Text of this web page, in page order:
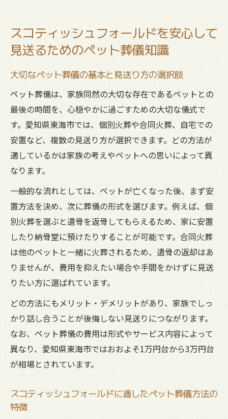
ト
知多半島周辺で選ばれるペット葬儀の傾向
家族で納得できるペット葬儀の進め方
底解説
ペット葬儀の一般的な流れをやさしく解説
東海市で選べるペット葬儀と供養方法の種
類
供養方法ごとのメリットと注意点
東海ペット葬儀社利用時のポイントと流れ
遺骨を自宅に安置する際の疑問とペット葬儀で
の注意点
ペット葬儀後の遺骨安置は何日まで可能か
遺骨を家に置く際に知るべき良くない理由
気持ちを整理するペット葬儀の供養選択肢
遺骨安置の期間と適切な切り替えタイミン
グ
手元供養と納骨の違いをペット葬儀で考え
る
ペットが亡くなった時にすぐできる東海市での
ペット葬儀前に行う初動対応の流れと注意
スコティッシュフォールドを安心して
見送るためのペット葬儀知識
大切なペット葬儀の基本と見送り方の選択肢
ペット葬儀は、家族同然の大切な存在であるペットとの
最後の時間を、心穏やかに過ごすための大切な儀式で
す。愛知県東海市では、個別火葬や合同火葬、自宅での
安置など、複数の見送り方が選択できます。どの方法が
適しているかは家族の考えやペットへの思いによって異
なります。
一般的な流れとしては、ペットが亡くなった後、まず安
置方法を決め、次に葬儀の形式を選びます。例えば、個
別火葬を選ぶと遺骨を返骨してもらえるため、家に安置
したり納骨堂に預けたりすることが可能です。合同火葬
は他のペットと一緒に火葬されるため、遺骨の返却はあ
りませんが、費用を抑えたい場合や手間をかけずに見送
りたい方に選ばれています。
どの方法にもメリット・デメリットがあり、家族でしっ
かり話し合うことが後悔しない見送りにつながります。
なお、ペット葬儀の費用は形式やサービス内容によって
異なり、愛知県東海市ではおおよそ1万円台から3万円台
が相場とされています。
スコティッシュフォールドに適したペット葬儀方法の
特徴